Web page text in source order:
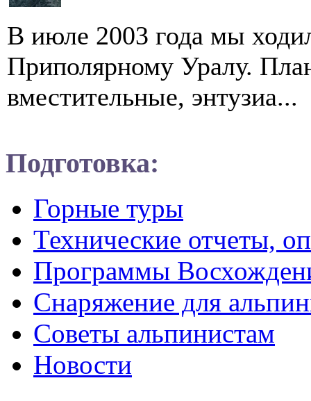
В июле 2003 года мы
Приполярному Уралу.
вместительные, энтузиа...
Подготовка:
Горные туры
Технические отчеты,
Программы
Снаряжение для
Советы альпинистам
Новости